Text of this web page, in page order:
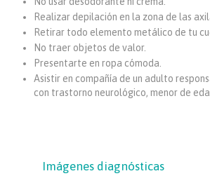
Realizar depilación en la zona de las
Retirar todo elemento metálico de tu
No traer objetos de valor.
Presentarte en ropa cómoda.
Asistir en compañía de un adulto
con trastorno neurológico, menor de
Imágenes diagnósticas